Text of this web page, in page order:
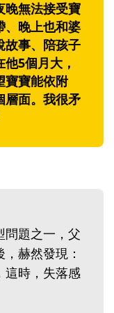
晚無法接受寶
、晚上也和婆
故事、陪孩子
5個月大，
寶寶能依附
層面。我很矛
問題之一，父
赫然發現：
這時，失落感